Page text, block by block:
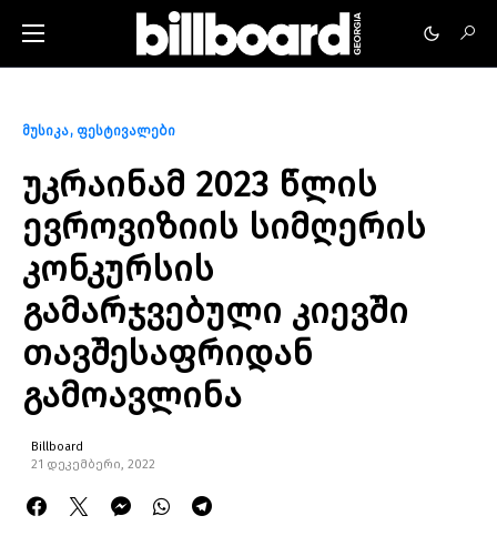
მუსიკა ფესტივალები
უკრაინამ 2023 წლის
ევროვიზიის სიმღერის
კონკურსის
გამარჯვებული კიევში
თავშესაფრიდან
გამოავლინა
Billboard
21 დეკემბერი, 2022